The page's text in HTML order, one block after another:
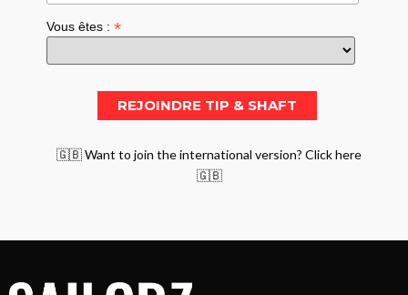
Vous êtes :*
🇬🇧 Want to join the international version? Click here
🇬🇧